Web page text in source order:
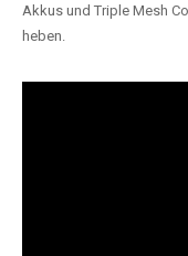
Akkus und Triple Mesh
heben.